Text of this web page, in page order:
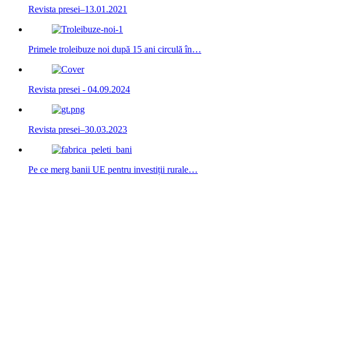
Revista presei–13.01.2021
Primele troleibuze noi după 15 ani circulă în…
Revista presei - 04.09.2024
Revista presei–30.03.2023
Pe ce merg banii UE pentru investiții rurale…